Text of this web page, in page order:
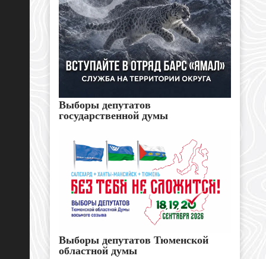
Выборы депутатов
государственной думы
Выборы депутатов Тюменской
областной думы